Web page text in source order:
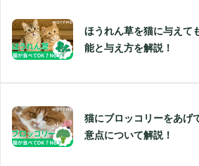
ほうれん草を猫に与えて
能と与え方を解説！
猫にブロッコリーをあげ
意点について解説！